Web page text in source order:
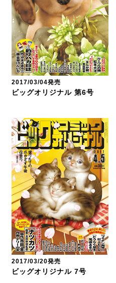
2017/03/04発売
ビッグオリジナル 第6号
2017/03/20発売
ビッグオリジナル 7号